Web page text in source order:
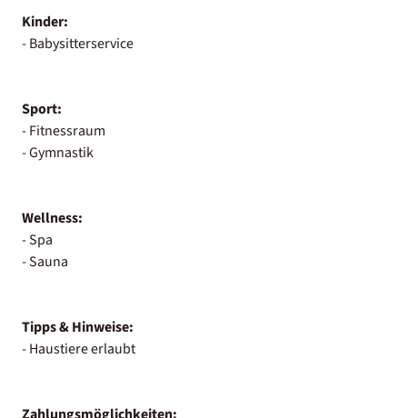
Kinder:
- Babysitterservice
Sport:
- Fitnessraum
- Gymnastik
Wellness:
- Spa
- Sauna
Tipps & Hinweise:
- Haustiere erlaubt